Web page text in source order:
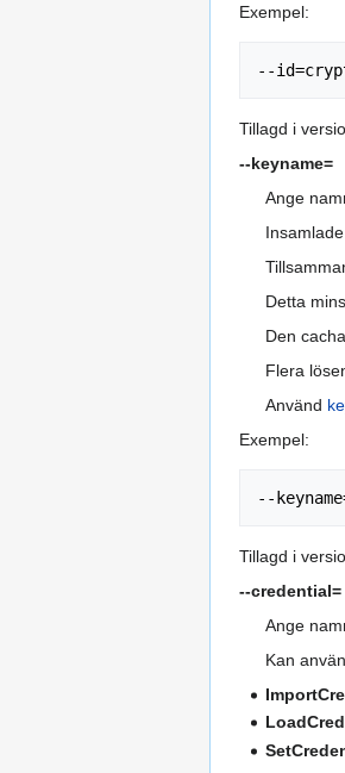
Exempel:
Tillagd i
--keyname=
Ange
Detta
Den
Flera
Använd
Exempel:
Tillagd i
--credential=
Ange
Kan